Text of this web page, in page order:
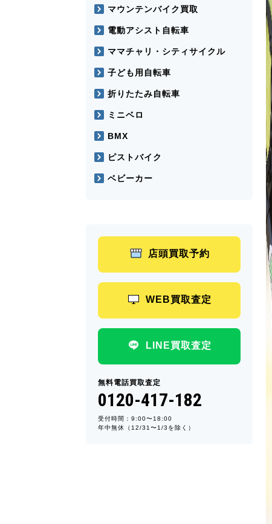
マウンテンバイク買取
電動アシスト自転車
ママチャリ・シティサイクル
子ども用自転車
折りたたみ自転車
ミニベロ
BMX
ピストバイク
ベビーカー
店頭買取予約
WEB買取査定
LINE買取査定
無料電話買取査定
0120-417-182
受付時間：9:00〜18:00
年中無休（12/31〜1/3を除く）